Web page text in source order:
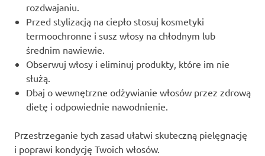
rozdwajaniu.
Przed stylizacją na ciepło stosuj kosmetyki
termoochronne i susz włosy na chłodnym lub
średnim nawiewie.
Obserwuj włosy i eliminuj produkty, które im nie
służą.
Dbaj o wewnętrzne odżywianie włosów przez zdrową
dietę i odpowiednie nawodnienie.
Przestrzeganie tych zasad ułatwi skuteczną pielęgnację
i poprawi kondycję Twoich włosów.